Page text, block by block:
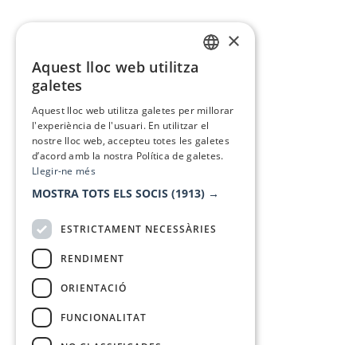
×
Aquest lloc web utilitza
galetes
Aquest lloc web utilitza galetes per millorar
l'experiència de l'usuari. En utilitzar el
nostre lloc web, accepteu totes les galetes
d’acord amb la nostra Política de galetes.
Llegir-ne més
MOSTRA TOTS ELS SOCIS (1913) →
ESTRICTAMENT NECESSÀRIES
RENDIMENT
ORIENTACIÓ
FUNCIONALITAT